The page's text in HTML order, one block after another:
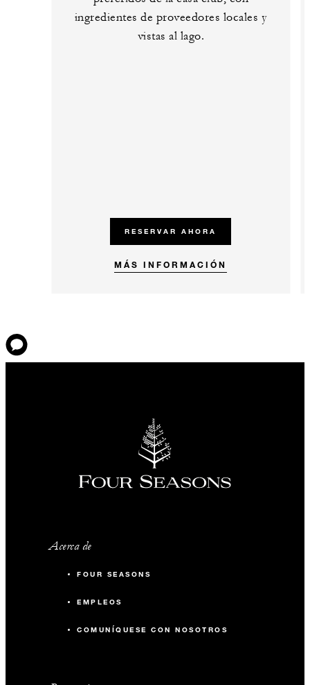
ingredientes de proveedores locales y
vistas al lago.
RESERVAR AHORA
MÁS INFORMACIÓN
Acerca de
FOUR SEASONS
EMPLEOS
COMUNÍQUESE CON NOSOTROS